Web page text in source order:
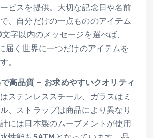
ビスを提供。大切な記念日や名前
、自分だけの一点もののアイテム
字以内のメッセージを選べば、
届く世界に一つだけのアイテムを
。
高品質 – お求めやすいクオリティ
ステンレススチール、ガラスはミ
、ストラップは商品により異なり
には日本製のムーブメントが使用